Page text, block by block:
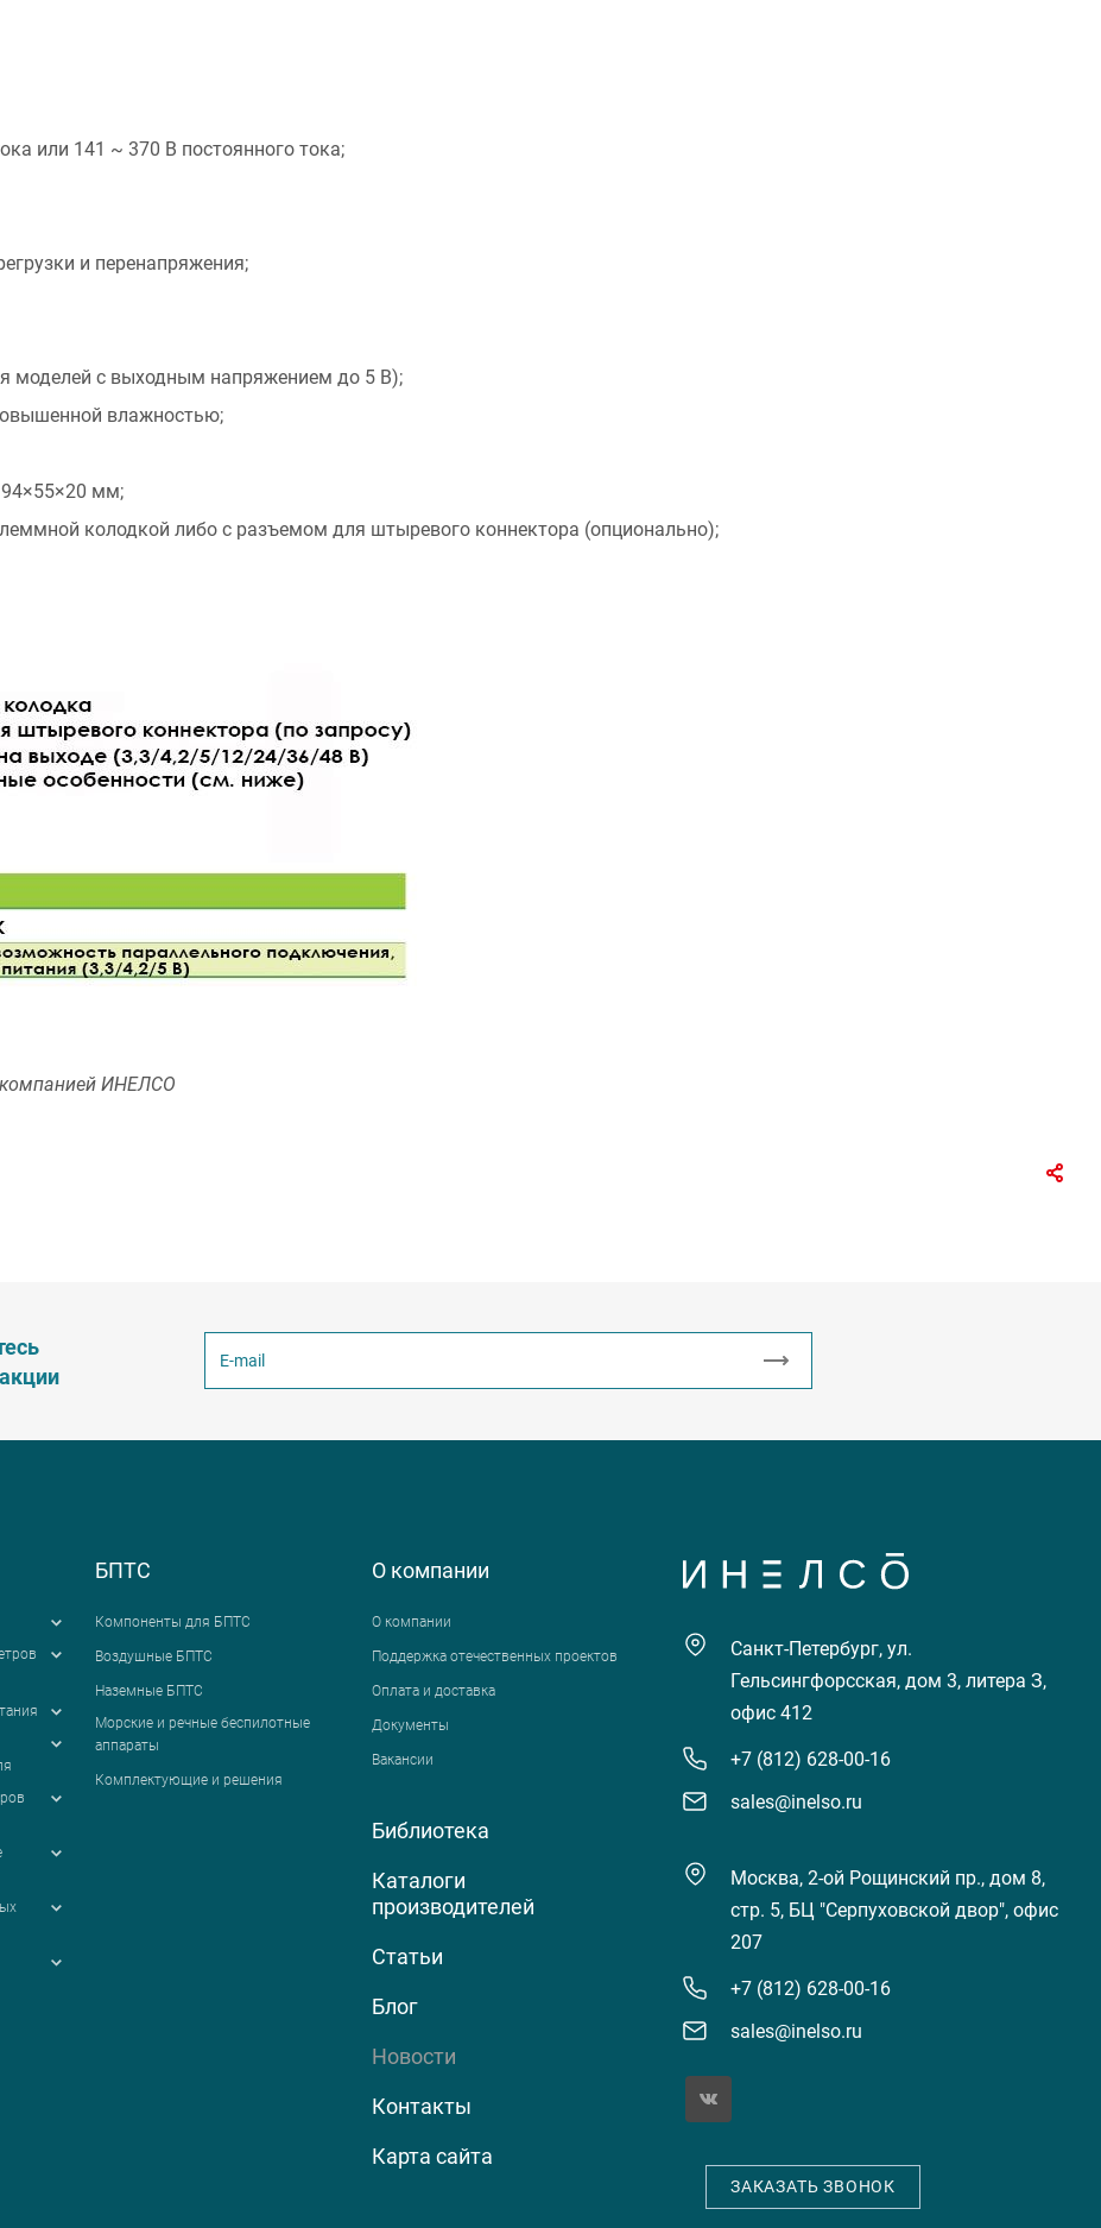
или 141 ~ 370 В постоянного тока;
и перенапряжения;
моделей с выходным напряжением до 5 В);
влажностью;
мм;
колодкой либо с разъемом для штыревого коннектора (опционально);
ИНЕЛСО
БПТС
Компоненты для БПТС
Воздушные БПТС
Наземные БПТС
Морские и речные беспилотные
аппараты
Комплектующие и решения
О компании
О компании
Поддержка отечественных проектов
Оплата и доставка
Документы
Вакансии
Библиотека
Каталоги
производителей
Статьи
Блог
Новости
Контакты
Карта сайта
Санкт-Петербург, ул.
Гельсингфорсская, дом 3, литера З,
офис 412
+7 (812) 628-00-16
sales@inelso.ru
Москва, 2-ой Рощинский пр., дом 8,
стр. 5, БЦ "Серпуховской двор", офис
207
+7 (812) 628-00-16
sales@inelso.ru
ЗАКАЗАТЬ ЗВОНОК